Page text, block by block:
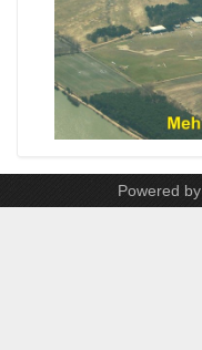
Powered by